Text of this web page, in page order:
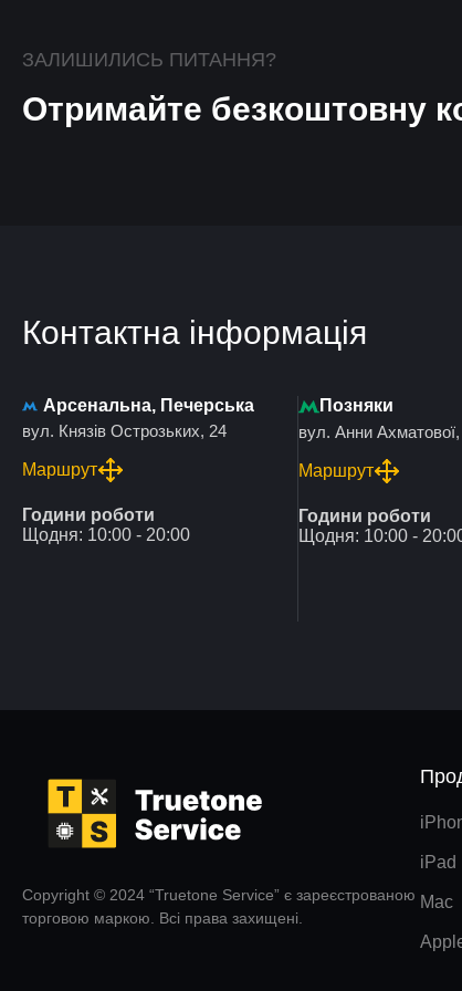
ЗАЛИШИЛИСЬ ПИТАННЯ?
Отримайте безкоштовну
Контактна інформація
Арсенальна, Печерська
вул. Князів Острозьких, 24
Маршрут
Години роботи
Щодня: 10:00 - 20:00
Позняки
вул. Анни
Маршрут
Години роботи
Щодня: 10:00 -
Copyright © 2024 “Truetone Service” є зареєстрованою
торговою маркою. Всі права захищені.
iPad
Mac